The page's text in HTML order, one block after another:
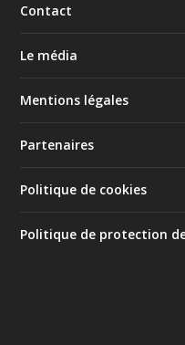
Contact
Le média
Mentions légales
Partenaires
Politique de cookies
Politique de protection